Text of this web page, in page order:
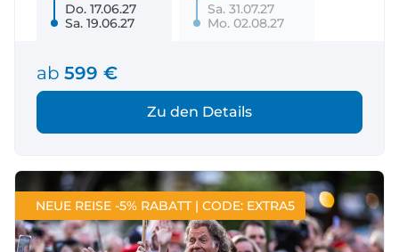
Do. 17.06.27
Sa. 19.06.27
Sa. 31.07.27
Mo. 02.08.27
ab 599 €
Zu den Details
NEUE REISE -5% RABATT | CODE: EXTRA5